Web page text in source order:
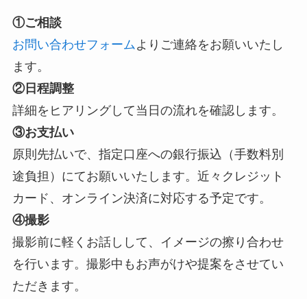
①ご相談
お問い合わせフォームよりご連絡をお願いいたし
ます。
②日程調整
詳細をヒアリングして当日の流れを確認します。
③お支払い
原則先払いで、指定口座への銀行振込（手数料別
途負担）にてお願いいたします。近々クレジット
カード、オンライン決済に対応する予定です。
④撮影
撮影前に軽くお話しして、イメージの擦り合わせ
を行います。撮影中もお声がけや提案をさせてい
ただきます。